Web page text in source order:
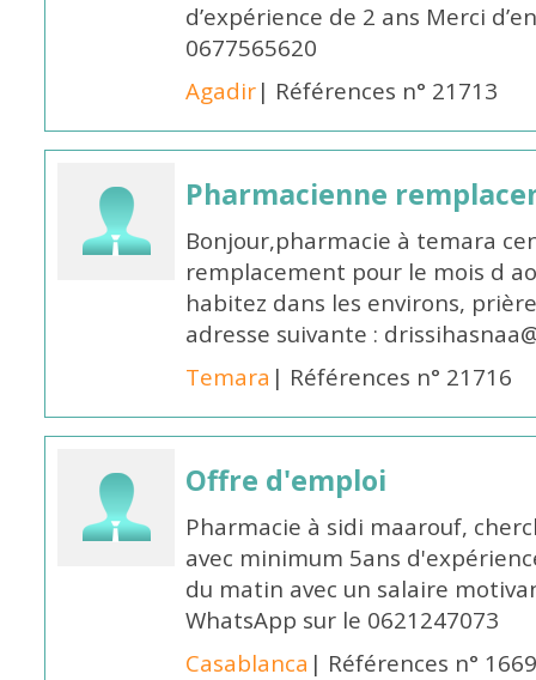
d’expérience de 2 ans Merci
0677565620
Agadir| Références n° 21713
Pharmacienne
Bonjour,pharmacie à temara
remplacement pour le mois d
habitez dans les environs,
adresse suivante :
Temara | Références n° 21716
Offre d'emploi
Pharmacie à sidi maarouf,
avec minimum 5ans
du matin avec un salaire
WhatsApp sur le 0621247073
Casablanca | Références n°